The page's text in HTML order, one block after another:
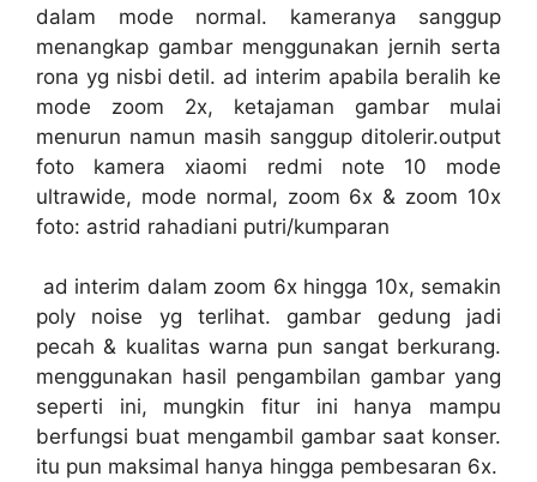
dalam mode normal. kameranya sanggup
menangkap gambar menggunakan jernih serta
rona yg nisbi detil. ad interim apabila beralih ke
mode zoom 2x, ketajaman gambar mulai
menurun namun masih sanggup ditolerir.output
foto kamera xiaomi redmi note 10 mode
ultrawide, mode normal, zoom 6x & zoom 10x
foto: astrid rahadiani putri/kumparan
ad interim dalam zoom 6x hingga 10x, semakin
poly noise yg terlihat. gambar gedung jadi
pecah & kualitas warna pun sangat berkurang.
menggunakan hasil pengambilan gambar yang
seperti ini, mungkin fitur ini hanya mampu
berfungsi buat mengambil gambar saat konser.
itu pun maksimal hanya hingga pembesaran 6x.